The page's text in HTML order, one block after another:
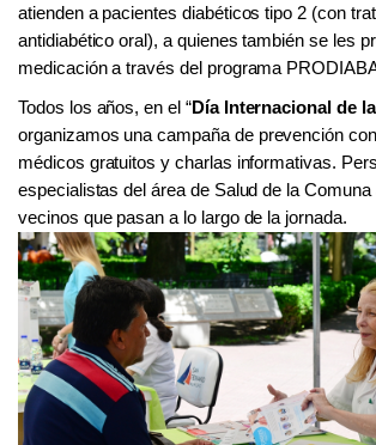
atienden a pacientes diabéticos tipo 2 (con
antidiabético oral), a quienes también se les
medicación a través del programa
Todos los años, en el “Día Internacional de
organizamos una campaña de prevención
médicos gratuitos y charlas informativas.
especialistas del área de Salud de la Comuna
vecinos que pasan a lo largo de la jornada.